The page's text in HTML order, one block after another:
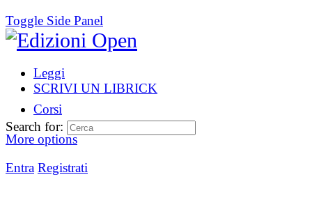
Toggle Side Panel
Leggi
SCRIVI UN LIBRICK
Corsi
More options
Entra Registrati
Search for: